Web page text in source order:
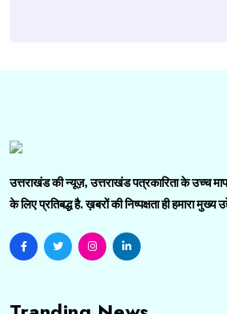
उत्तराखंड की न्यूज़, उत्तराखंड पत्रकारिता के उच्च
के लिए प्रतिबद्ध है. ख़बरों की निष्पक्षता ही हमारा मुख्य